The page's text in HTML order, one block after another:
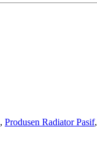
, Produsen Radiator Pasif,